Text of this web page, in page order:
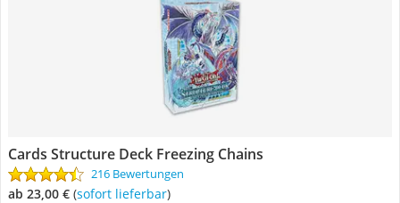
Cards Structure Deck Freezing Chains
216 Bewertungen
ab 23,00 € ( Sofort lieferbar)